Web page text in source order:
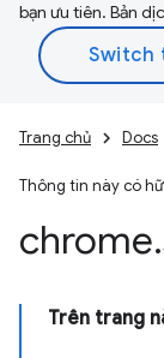
bạn ưu tiên. Bản
Trang chủ Docs
Thông tin này có
chrome.
Trên trang